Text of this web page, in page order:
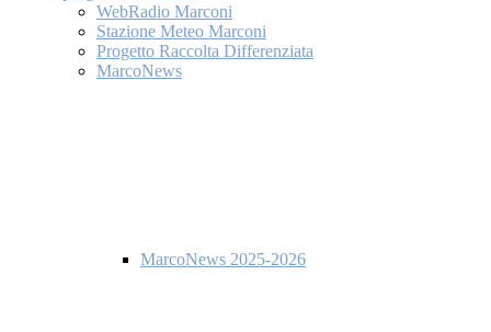
WebRadio Marconi
Stazione Meteo Marconi
Progetto Raccolta Differenziata
MarcoNews
MarcoNews 2025-2026